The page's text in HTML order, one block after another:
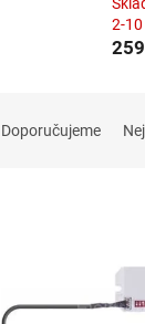
2-
Doporučujeme